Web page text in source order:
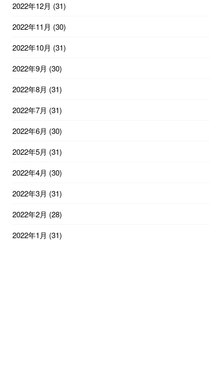
2022年12月 (31)
2022年11月 (30)
2022年10月 (31)
2022年9月 (30)
2022年8月 (31)
2022年7月 (31)
2022年6月 (30)
2022年5月 (31)
2022年4月 (30)
2022年3月 (31)
2022年2月 (28)
2022年1月 (31)